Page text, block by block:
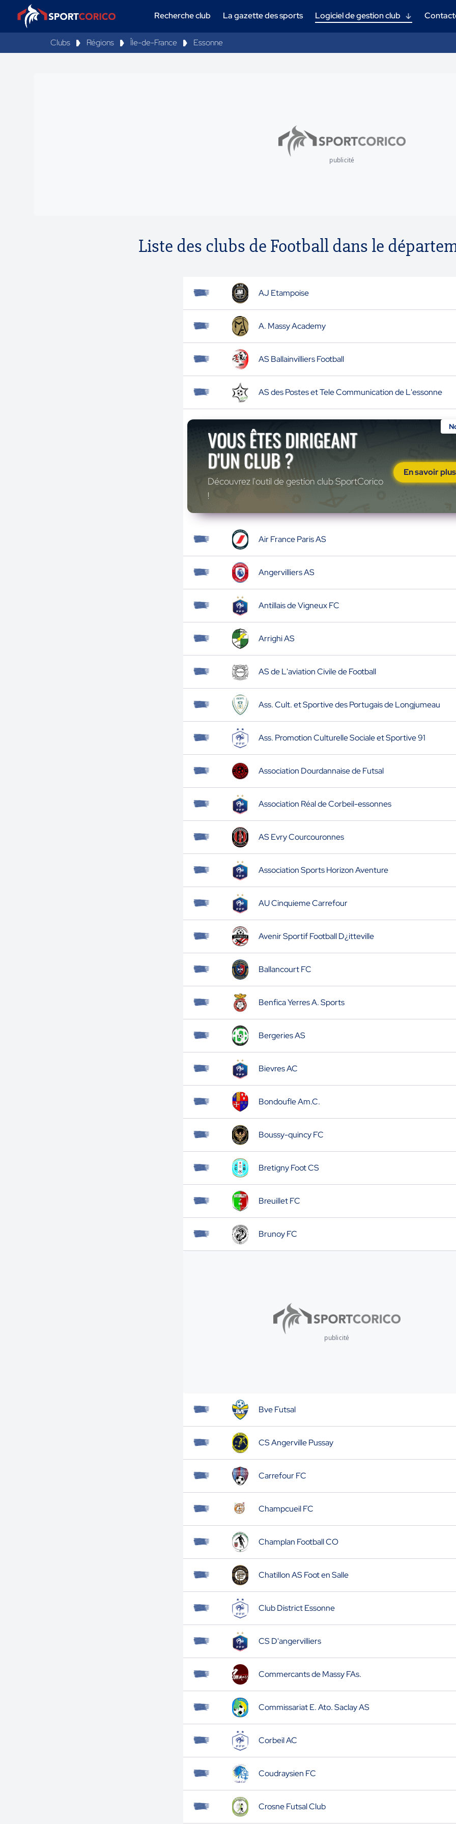
Recherche club La gazette des sports Logiciel de gestion club
Clubs Régions Île-de-France Essonne
publicité
Liste des clubs de Football dans le
AJ Etampoise
A. Massy Academy
AS Ballainvilliers Football
AS des Postes et Tele Communication de L'essonne
VOUS ÊTES DIRIGEANT
D'UN CLUB ?
Découvrez l'outil de gestion club SportCorico
!
En savoir plus
Air France Paris AS
Angervilliers AS
Antillais de Vigneux FC
Arrighi AS
AS de L'aviation Civile de Football
Ass. Cult. et Sportive des Portugais de Longjumeau
Ass. Promotion Culturelle Sociale et Sportive 91
Association Dourdannaise de Futsal
Association Réal de Corbeil-essonnes
AS Evry Courcouronnes
Association Sports Horizon Aventure
AU Cinquieme Carrefour
Avenir Sportif Football D¿itteville
Ballancourt FC
Benfica Yerres A. Sports
Bergeries AS
Bievres AC
Bondoufle Am.C.
Boussy-quincy FC
Bretigny Foot CS
Breuillet FC
Brunoy FC
publicité
Bve Futsal
CS Angerville Pussay
Carrefour FC
Champcueil FC
Champlan Football CO
Chatillon AS Foot en Salle
Club District Essonne
CS D'angervilliers
Commercants de Massy FAs.
Commissariat E. Ato. Saclay AS
Corbeil AC
Coudraysien FC
Crosne Futsal Club